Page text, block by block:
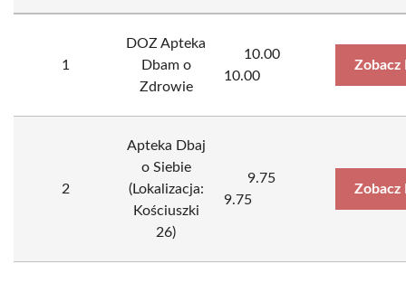
1
DOZ Apteka
Dbam o
Zdrowie
10.00
10.00
Zobacz
2
Apteka Dbaj
o Siebie
(Lokalizacja:
Kościuszki
26)
9.75
9.75
Zobacz